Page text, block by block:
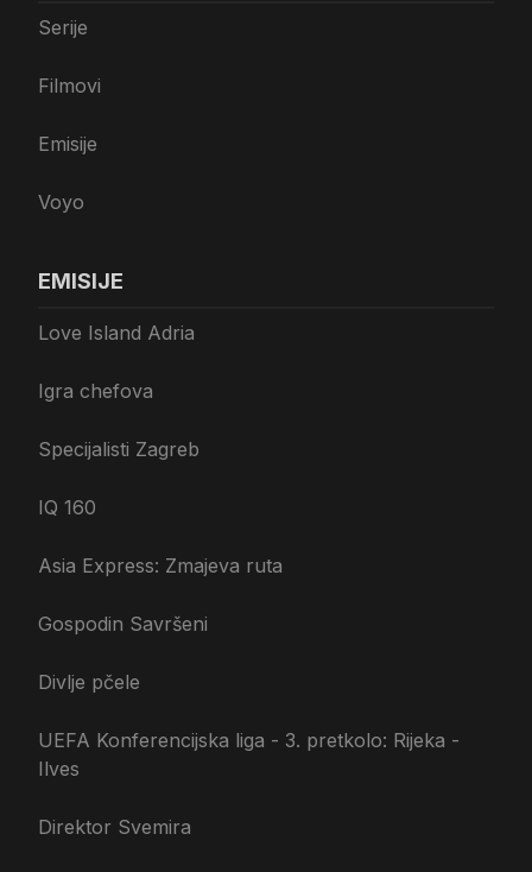
Serije
Filmovi
Emisije
Voyo
EMISIJE
Love Island Adria
Igra chefova
Specijalisti Zagreb
IQ 160
Asia Express: Zmajeva ruta
Gospodin Savršeni
Divlje pčele
UEFA Konferencijska liga - 3. pretkolo: Rijeka -
Ilves
Direktor Svemira